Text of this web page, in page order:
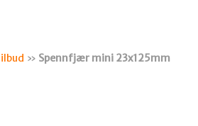
» Spennfjær mini 23x125mm